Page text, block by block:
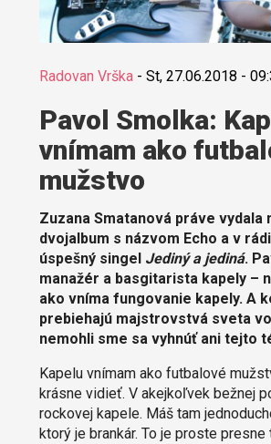
Radovan Vrška- St, 27.06.2018 -
Pavol Smolka:
vnímam ako
mužstvo
Zuzana Smatanová práve vydala
dvojalbum s názvom Echo a v
úspešný singel Jediný a jediná.
manažér a basgitarista kapely –
ako vníma fungovanie kapely. A
prebiehajú majstrovstvá sveta
nemohli sme sa vyhnúť ani tejto
Kapelu vnímam ako futbalové
krásne vidieť. V akejkoľvek bežnej
rockovej kapele. Máš tam
ktorý je brankár. To je proste presne